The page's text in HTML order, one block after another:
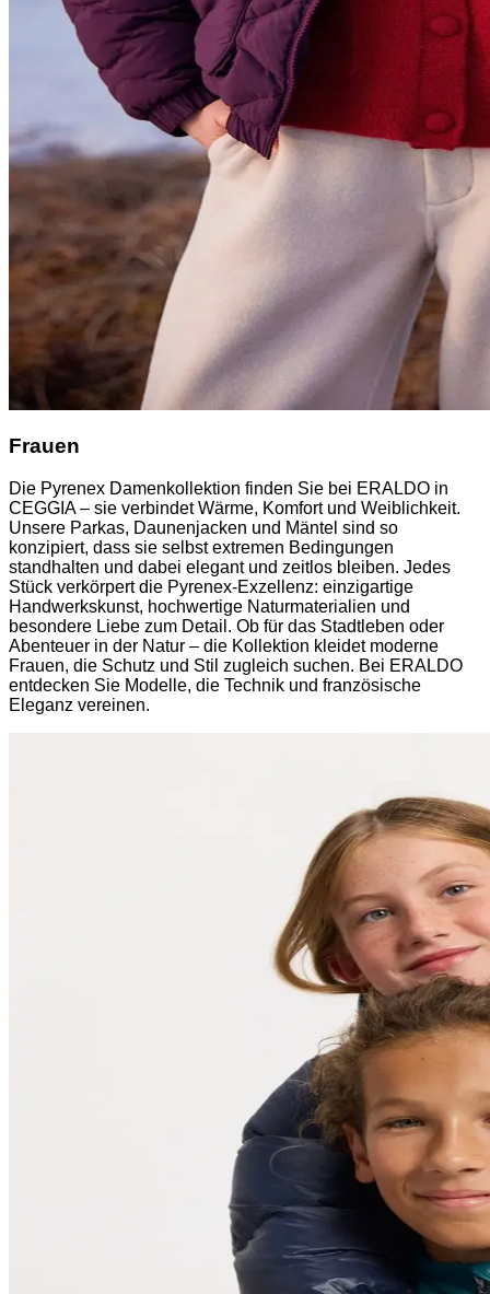
Frauen
Die Pyrenex Damenkollektion finden Sie bei ERALDO in
CEGGIA – sie verbindet Wärme, Komfort und Weiblichkeit.
Unsere Parkas, Daunenjacken und Mäntel sind so
konzipiert, dass sie selbst extremen Bedingungen
standhalten und dabei elegant und zeitlos bleiben. Jedes
Stück verkörpert die Pyrenex-Exzellenz: einzigartige
Handwerkskunst, hochwertige Naturmaterialien und
besondere Liebe zum Detail. Ob für das Stadtleben oder
Abenteuer in der Natur – die Kollektion kleidet moderne
Frauen, die Schutz und Stil zugleich suchen. Bei ERALDO
entdecken Sie Modelle, die Technik und französische
Eleganz vereinen.